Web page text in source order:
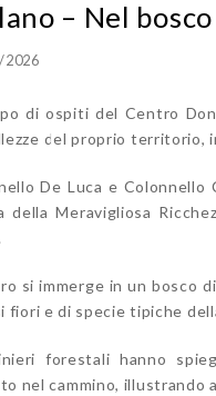
– Nel
2026
di ospiti del Centro
del proprio territorio,
De Luca e Colonnello
della Meravigliosa
si immerge in un bosco
fiori e di specie tipiche
forestali hanno
nel cammino, illustrando